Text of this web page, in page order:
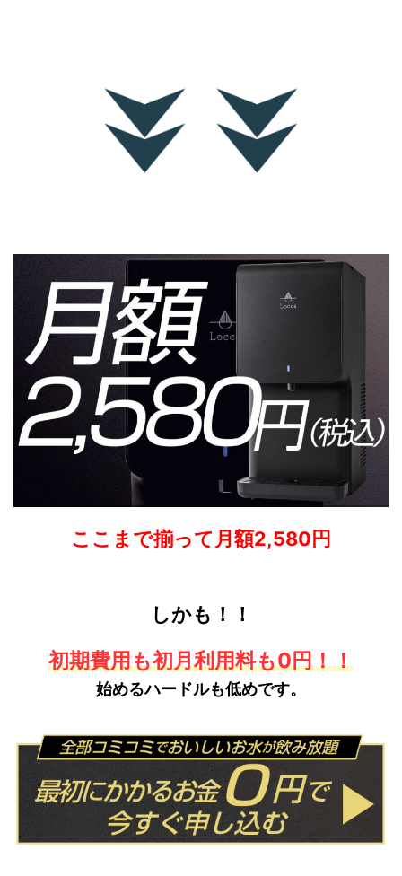
ここまで揃って月額2,580円
しかも！！
初期費用も初月利用料も0円！！
始めるハードルも低めです。